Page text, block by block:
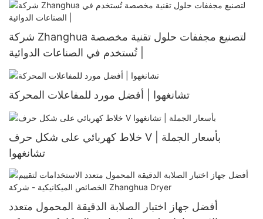
شركة Zhanghua لتصنيع مجففات حلول تقنية مخصصة
تشانغهوا | أفضل مورد للمفاعلات المحركة
خلاط كهربائي على شكل حرف V بأسعار الجملة |
تشانغهوا
أفضل جهاز اختبار الصلابة الدقيقة المحمول متعدد